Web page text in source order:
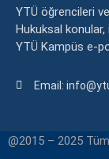
YTÜ öğrencileri
Hukuksal
YTÜ Kampüs e-
Email:
@2015 – 2025 Tüm